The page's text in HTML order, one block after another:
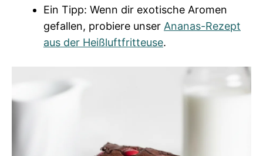
Ein Tipp: Wenn dir exotische Aromen
gefallen, probiere unser Ananas-Rezept
aus der Heißluftfritteuse.